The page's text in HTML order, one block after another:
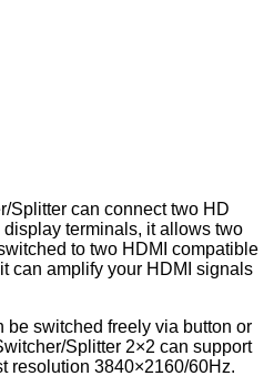
Splitter can connect two HD
terminals, it allows two
to two HDMI compatible
can amplify your HDMI signals
switched freely via button or
Splitter 2×2 can support
resolution 3840×2160/60Hz.